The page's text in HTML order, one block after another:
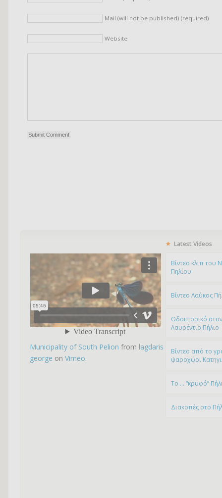
Mail (will not be published) (required)
Website
Municipality of South Pelion from lagdaris
george on Vimeo.
Latest Videos
Bίντεο κλιπ του
Πηλίου
Βίντεο Λαύκος
Οδοιπορικό
Λαυρέντιο Πήλιο
Βίντεο από το
ψαροχώρι
To … “κρυφό”
Διακοπές στο